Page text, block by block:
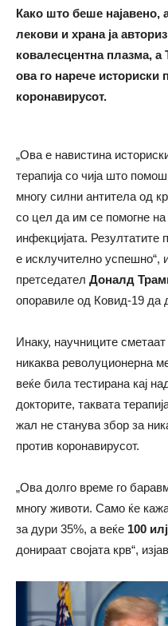
Како што беше најавено,
лекови и храна ја
ковалесцентна плазма,
ова го нарече историски
коронавирусот.
„Ова е навистина
терапија со чија што
многу силни антитела од
со цел да им се помогне
инфекцијата.
е исклучително успешно“,
претседател Доналд
опоравиле од Ковид-19 да
Инаку, научниците
никаква револуционерна
веќе била тестирана кај
докторите, таквата
жал не станува збор за
против коронавирусот.
„Ова долго време го
многу животи. Само ќе
за дури 35%, а веќе 100
донираат својата крв“,